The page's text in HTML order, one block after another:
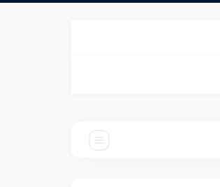
از تهران